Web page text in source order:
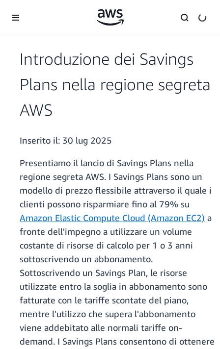
Introduzione dei Savings
Plans nella regione segreta
AWS
Inserito il: 30 lug 2025
Presentiamo il lancio di Savings Plans nella
regione segreta AWS. I Savings Plans sono un
modello di prezzo flessibile attraverso il quale i
clienti possono risparmiare fino al 79% su
Amazon Elastic Compute Cloud (Amazon EC2) a
fronte dell'impegno a utilizzare un volume
costante di risorse di calcolo per 1 o 3 anni
sottoscrivendo un abbonamento.
Sottoscrivendo un Savings Plan, le risorse
utilizzate entro la soglia in abbonamento sono
fatturate con le tariffe scontate del piano,
mentre l'utilizzo che supera l'abbonamento
viene addebitato alle normali tariffe on-
demand. I Savings Plans consentono di ottenere